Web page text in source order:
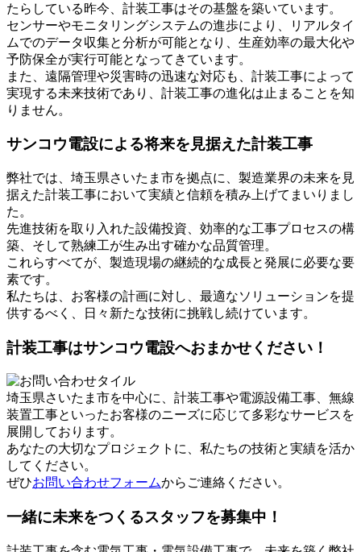
たらしている昨今、計装工事はその基盤を築いています。
センサーやモニタリングシステムの進歩により、リアルタイ
ムでのデータ収集と分析が可能となり、生産効率の最大化や
予防保全が実行可能となってきています。
また、遠隔管理や災害時の迅速な対応も、計装工事によって
実現する未来技術であり、計装工事の進化は止まることを知
りません。
サンコウ電設による将来を見据えた計装工事
弊社では、埼玉県さいたま市を拠点に、製造業界の未来を見
据えた計装工事において実績と信頼を積み上げてまいりまし
た。
先進技術を取り入れた設備投資、効率的な工事プロセスの構
築、そして熟練工が生み出す確かな品質管理。
これらすべてが、製造現場の継続的な成長と発展に必要な要
素です。
私たちは、お客様の計画に対し、最適なソリューションを提
供するべく、日々新たな技術に挑戦し続けています。
計装工事はサンコウ電設へおまかせください！
埼玉県さいたま市を中心に、計装工事や電源設備工事、無線
装置工事といったお客様のニーズに応じて多彩なサービスを
展開しております。
あなたの大切なプロジェクトに、私たちの技術と実績を活か
してください。
ぜひお問い合わせフォームからご連絡ください。
一緒に未来をつくるスタッフを募集中！